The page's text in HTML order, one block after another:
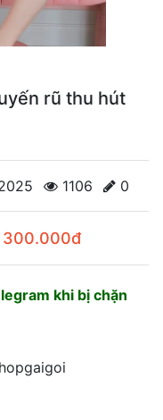
rũ thu hút
1106 0
khi bị chặn